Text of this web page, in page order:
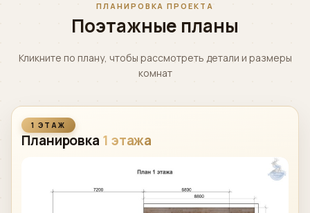
ПЛАНИРОВКА ПРОЕКТА
Поэтажные планы
Кликните по плану, чтобы рассмотреть детали и размеры
комнат
1 ЭТАЖ
Планировка 1 этажа